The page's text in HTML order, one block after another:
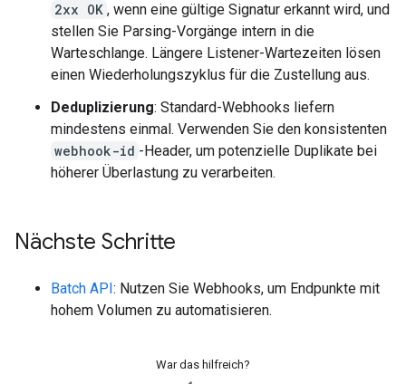
2xx OK , wenn eine gültige Signatur erkannt wird, und
stellen Sie Parsing-Vorgänge intern in die
Warteschlange. Längere Listener-Wartezeiten lösen
einen Wiederholungszyklus für die Zustellung aus.
Deduplizierung: Standard-Webhooks liefern
mindestens einmal. Verwenden Sie den konsistenten
webhook-id -Header, um potenzielle Duplikate bei
höherer Überlastung zu verarbeiten.
Nächste Schritte
Batch API: Nutzen Sie Webhooks, um Endpunkte mit
hohem Volumen zu automatisieren.
War das hilfreich?